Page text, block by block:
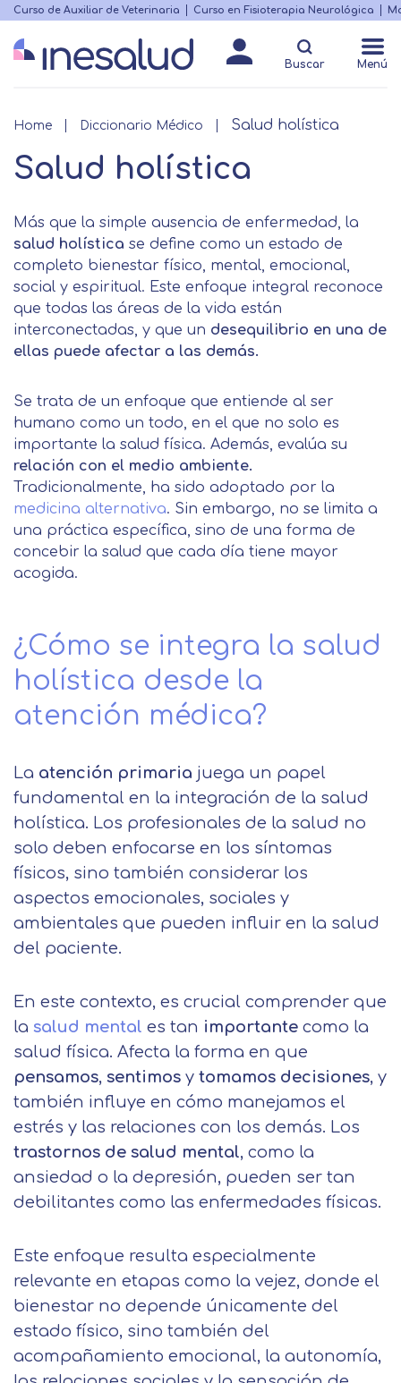
Skip
main
content
Menú
destacado
Curso de Auxiliar de Veterinaria Curso en Fisioterapia Neurológica
Buscar Menú
Breadcrumb
Home Diccionario Médico Salud holística
Salud holística
Más que la simple ausencia de enfermedad, la
salud holística se define como un estado de
completo bienestar físico, mental, emocional,
social y espiritual. Este enfoque integral reconoce
que todas las áreas de la vida están
interconectadas, y que un desequilibrio en una de
ellas puede afectar a las demás.
Se trata de un enfoque que entiende al ser
humano como un todo, en el que no solo es
importante la salud física. Además, evalúa su
relación con el medio ambiente.
Tradicionalmente, ha sido adoptado por la
medicina alternativa. Sin embargo, no se limita a
una práctica específica, sino de una forma de
concebir la salud que cada día tiene mayor
acogida.
¿Cómo se integra la salud
holística desde la
atención médica?
La atención primaria juega un papel
fundamental en la integración de la salud
holística. Los profesionales de la salud no
solo deben enfocarse en los síntomas
físicos, sino también considerar los
aspectos emocionales, sociales y
ambientales que pueden influir en la salud
del paciente.
En este contexto, es crucial comprender que
la salud mental es tan importante como la
salud física. Afecta la forma en que
pensamos, sentimos y tomamos decisiones, y
también influye en cómo manejamos el
estrés y las relaciones con los demás. Los
trastornos de salud mental, como la
ansiedad o la depresión, pueden ser tan
debilitantes como las enfermedades físicas.
Este enfoque resulta especialmente
relevante en etapas como la vejez, donde el
bienestar no depende únicamente del
estado físico, sino también del
acompañamiento emocional, la autonomía,
Matricularme